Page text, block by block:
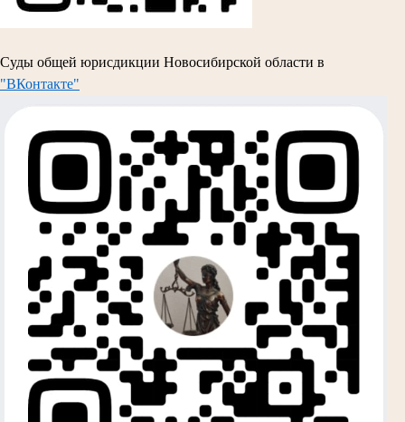
Суды общей юрисдикции Новосибирской области в
"ВКонтакте"